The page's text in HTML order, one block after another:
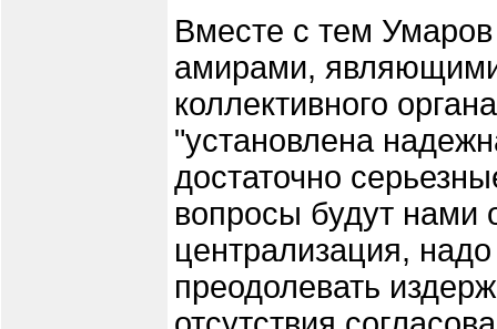
Вместе с тем
амирами,
коллективного
"установлена
достаточно
вопросы будут нами
централизация, надо
преодолевать